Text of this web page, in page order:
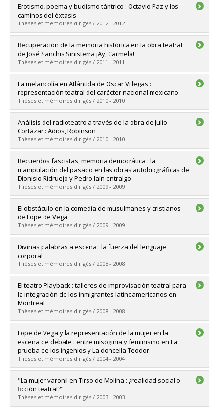
Diplômé(e) :Côté, Olivier
Cycle :Maîtrise
Diplôme obtenu :M.A.
Lien vers le document dans Papyrus
Erotismo, poema y budismo tántrico : Octavio Paz y los
caminos del éxtasis
Thèses et mémoires dirigés / 2012 - 2012
Diplômé(e) :Hernández Sierra, Adriana
Cycle :Maîtrise
Diplôme obtenu :M.A.
Lien vers le document dans Papyrus
Recuperación de la memoria histórica en la obra teatral
de José Sanchis Sinisterra ¡Ay, Carmela!
Thèses et mémoires dirigés / 2011 - 2011
Diplômé(e) :Rizea, Odeta Elena
Cycle :Maîtrise
Diplôme obtenu :M.A.
Lien vers le document dans Papyrus
La melancolía en Atlántida de Oscar Villegas :
representación teatral del carácter nacional mexicano
Thèses et mémoires dirigés / 2010 - 2010
Diplômé(e) :Ducasse, Isabelle
Cycle :Maîtrise
Diplôme obtenu :M.A.
Lien vers le document dans Papyrus
Análisis del radioteatro a través de la obra de Julio
Cortázar : Adiós, Robinson
Thèses et mémoires dirigés / 2010 - 2010
Diplômé(e) :Carrera, Patricia
Cycle :Maîtrise
Diplôme obtenu :M.A.
Lien vers le document dans Papyrus
Recuerdos fascistas, memoria democrática : la
manipulación del pasado en las obras autobiográficas de
Dionisio Ridruejo y Pedro laín entralgo
Thèses et mémoires dirigés / 2009 - 2009
Diplômé(e) :Ollu, Joseph Jean-Sébastien
Cycle :Maîtrise
Diplôme obtenu :M.A.
Lien vers le document dans Papyrus
El obstáculo en la comedia de musulmanes y cristianos
de Lope de Vega
Thèses et mémoires dirigés / 2009 - 2009
Diplômé(e) :Sauma Guidi, Carmen Sofía
Cycle :Doctorat
Diplôme obtenu :Ph. D.
Lien vers le document dans Papyrus
Divinas palabras a escena : la fuerza del lenguaje
corporal
Thèses et mémoires dirigés / 2008 - 2008
Diplômé(e) :Gertrúdix González, Silvia
Cycle :Maîtrise
Diplôme obtenu :
Lien vers le document dans Papyrus
El teatro Playback : talleres de improvisación teatral para
la integración de los inmigrantes latinoamericanos en
Montreal
Thèses et mémoires dirigés / 2008 - 2008
Diplômé(e) :Barreto, Gaby
Cycle :Maîtrise
Diplôme obtenu :M.A.
Lien vers le document dans Papyrus
Lope de Vega y la representación de la mujer en la
escena de debate : entre misoginia y feminismo en La
prueba de los ingenios y La doncella Teodor
Thèses et mémoires dirigés / 2004 - 2004
Diplômé(e) :Ribas, Mélanie
Cycle : Maîtrise
Diplôme obtenu :M.A.
Lien vers le document dans Papyrus
"La mujer varonil en Tirso de Molina : ¿realidad social o
ficción teatral?"
Thèses et mémoires dirigés / 2003 - 2003